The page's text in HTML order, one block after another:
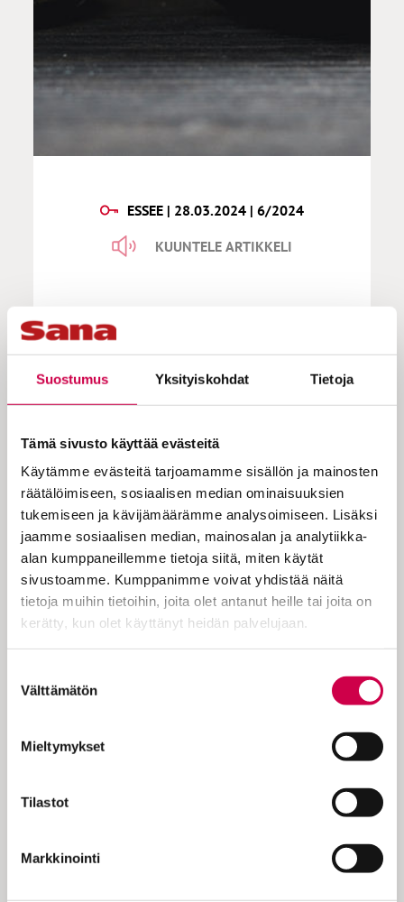
Suostumus Yksityiskohdat Tietoja
Tämä sivusto käyttää evästeitä
Käytämme evästeitä tarjoamamme sisällön ja mainosten
räätälöimiseen, sosiaalisen median ominaisuuksien
tukemiseen ja kävijämäärämme analysoimiseen. Lisäksi
jaamme sosiaalisen median, mainosalan ja analytiikka-
alan kumppaneillemme tietoja siitä, miten käytät
sivustoamme. Kumppanimme voivat yhdistää näitä
tietoja muihin tietoihin, joita olet antanut heille tai joita on
kerätty, kun olet käyttänyt heidän palvelujaan.
valinta
Välttämätön
Mieltymykset
Tilastot
Markkinointi
ESSEE | 28.03.2024 | 6/2024
KUUNTELE ARTIKKELI
Essee | Ehtoollinen olkoon
uudelleen lumoutumisen ateria
”Yhteisestä pöydästä meidät
lähetetään arjen
jumalanpalvelukseen”, kirjoittaa
pappi ja kirjailija Pauliina
Kainulainen.
Kuvittelen, että parikymppinen etsijä kysyy
yhä uudelleen yhteen nauttimaan pienen,
erikoisen aterian? Kysyjää mietityttää tämä
purskahdukset ja jatkuvasti paheneva
KOKEILE KUUKAUSI